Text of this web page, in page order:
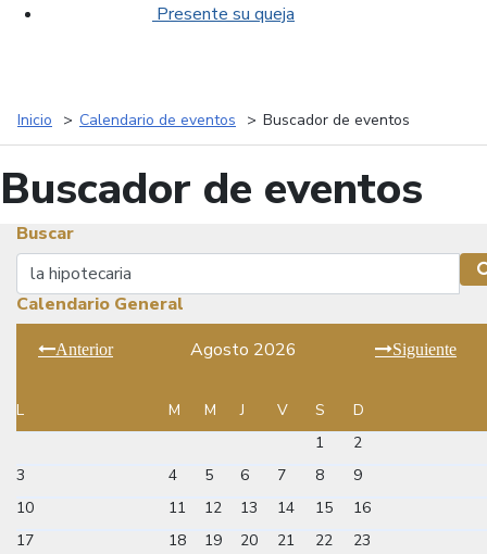
Presente su queja
Inicio Calendario de eventos Buscador de eventos
Buscador de eventos
Buscar
Buscar
Calendario General
Anterior Agosto 2026 Siguiente
L M M J V S
D
1
2
3
4 5 6 7 8
9
10
11 12 13 14 15
16
17
18 19 20 21 22
23